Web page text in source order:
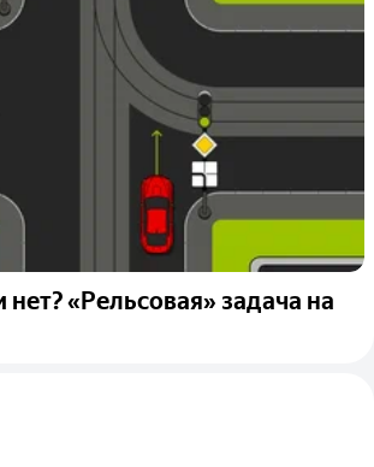
нет? «Рельсовая» задача на